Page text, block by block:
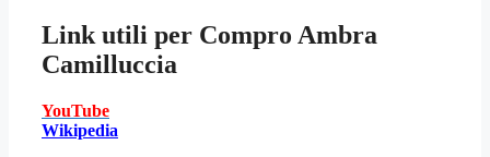
Link utili per Compro Ambra
Camilluccia
YouTube
Wikipedia